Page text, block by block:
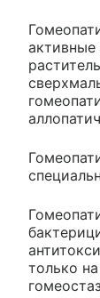
активные
только